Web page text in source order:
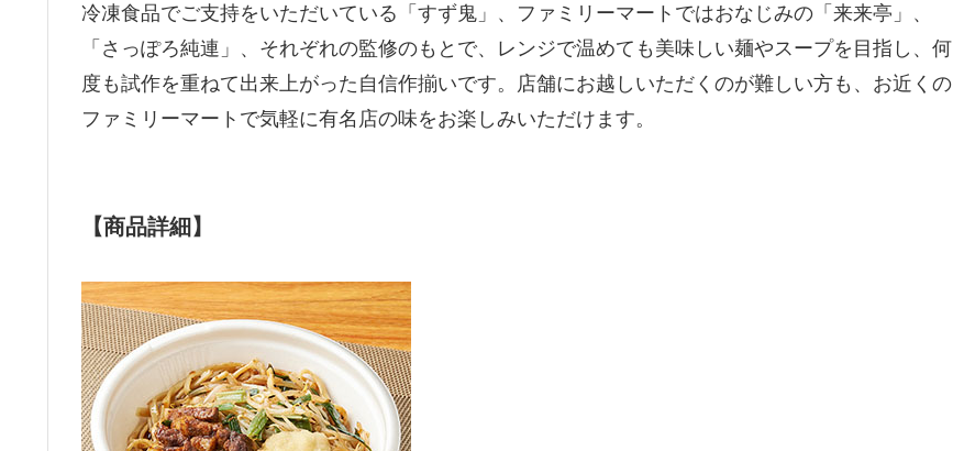
冷凍食品でご支持をいただいている「すず鬼」、ファミリーマートではおなじみの「来来亭」、
「さっぽろ純連」、それぞれの監修のもとで、レンジで温めても美味しい麺やスープを目指し、何
度も試作を重ねて出来上がった自信作揃いです。店舗にお越しいただくのが難しい方も、お近くの
ファミリーマートで気軽に有名店の味をお楽しみいただけます。
【商品詳細】